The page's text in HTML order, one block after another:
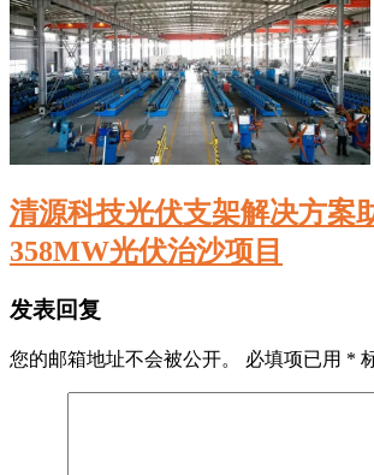
清源科技光伏支架解决方案
358MW光伏治沙项目
发表回复
您的邮箱地址不会被公开。 必填项已用 *